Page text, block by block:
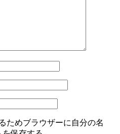
ためブラウザーに自分の名